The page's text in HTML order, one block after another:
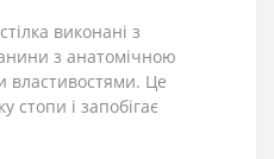
виконані з
з анатомічною
Це
стопи і запобігає